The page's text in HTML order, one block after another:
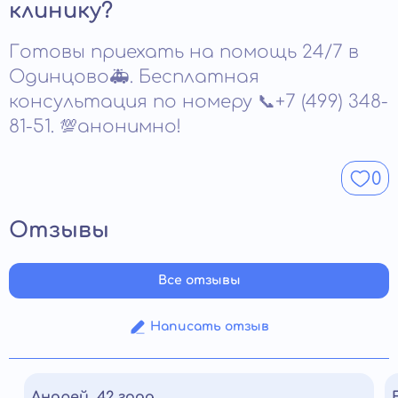
Продолжительность зависит от истории болезни и
итогам наблюдения и терапевтической работы.
Выход из центра планируется, когда человек
клинику?
Готовы приехать на помощь 24/7 в
Одинцово🚑. Бесплатная
консультация по номеру 📞+7 (499) 348-
81-51. 💯анонимно!
0
Отзывы
Написать отзыв
Все отзывы